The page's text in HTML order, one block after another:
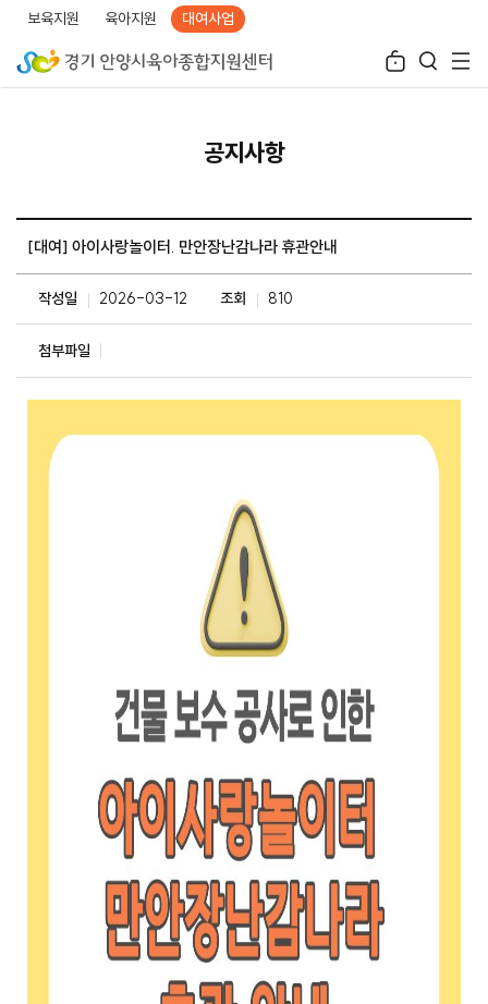
보육지원 육아지원 대여사업
공지사항
[대여] 아이사랑놀이터. 만안장난감나라 휴관안내
작성일 2026-03-12 조회 810
첨부파일